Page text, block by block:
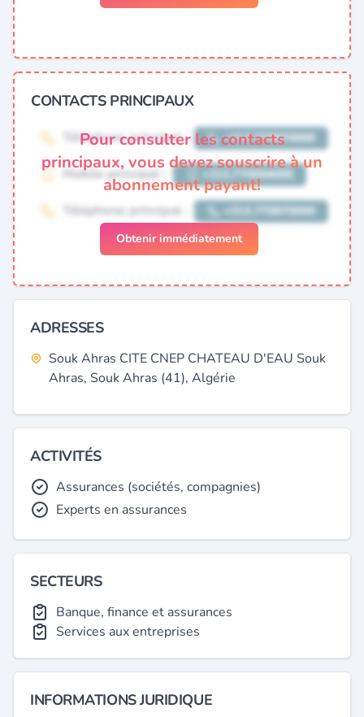
CONTACTS PRINCIPAUX
Pour consulter les contacts
principaux, vous devez souscrire à un
abonnement payant!
Obtenir immédiatement
ADRESSES
Souk Ahras CITE CNEP CHATEAU D'EAU Souk
Ahras, Souk Ahras (41), Algérie
ACTIVITÉS
Assurances (sociétés, compagnies)
Experts en assurances
SECTEURS
Banque, finance et assurances
Services aux entreprises
INFORMATIONS JURIDIQUE